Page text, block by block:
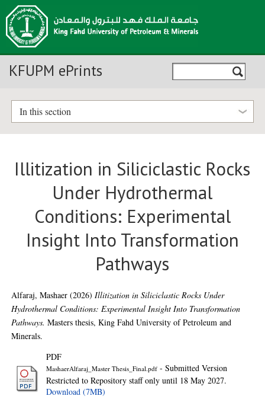
KFUPM ePrints
In this section
Illitization in Siliciclastic Rocks
Under Hydrothermal
Conditions: Experimental
Insight Into Transformation
Pathways
Alfaraj, Mashaer (2026)Illitization in Siliciclastic Rocks Under
Hydrothermal Conditions: Experimental Insight Into Transformation
Pathways. Masters thesis, King Fahd University of Petroleum and
Minerals.
PDF
MashaerAlfaraj_Master Thesis_Final.pdf - Submitted Version
Restricted to Repository staff only until 18 May 2027.
Download (7MB)